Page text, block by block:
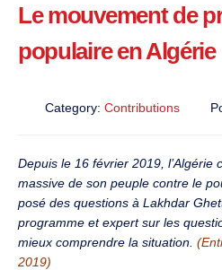
Le mouvement de
populaire en Algérie
Category: Contributions
Depuis le 16 février 2019, l’Algérie
massive de son peuple contre le
posé des questions à Lakhdar
programme et expert sur les
mieux comprendre la situation.
2019)